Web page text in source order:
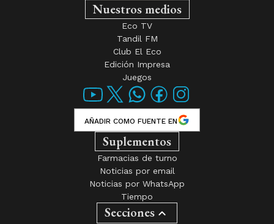
Nuestros medios
Eco TV
Tandil FM
Club El Eco
Edición Impresa
Juegos
AÑADIR COMO FUENTE EN
Suplementos
Farmacias de turno
Noticias por email
Noticias por WhatsApp
Tiempo
Secciones